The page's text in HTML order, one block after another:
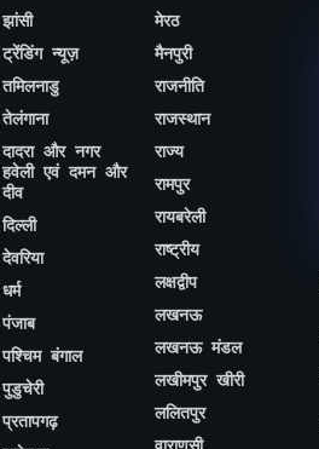
झांसी
ट्रेंडिंग न्यूज़
तमिलनाडु
तेलंगाना
दादरा और नगर
हवेली एवं दमन और
दीव
दिल्ली
देवरिया
धर्म
पंजाब
पश्चिम बंगाल
पुडुचेरी
प्रतापगढ़
मेरठ
मैनपुरी
राजनीति
राजस्थान
राज्य
रामपुर
रायबरेली
राष्ट्रीय
लक्षद्वीप
लखनऊ
लखनऊ मंडल
लखीमपुर खीरी
ललितपुर